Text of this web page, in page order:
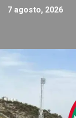
7 agosto, 2026